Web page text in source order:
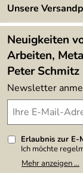
Newsletter
4,9/5
Unsere
Neuigkeiten
Arbeiten,
Peter Schmitz
Newsletter
Erlaubnis zur E-
Ich möchte
Meine E-Mail-
weitergegeben.
Mehr anzeigen ...